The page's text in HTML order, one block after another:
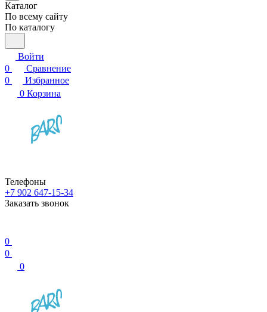
Каталог
По всему сайту
По каталогу
Войти
0
Сравнение
0
Избранное
0 Корзина
Телефоны
+7 902 647-15-34
Заказать звонок
0
0
0